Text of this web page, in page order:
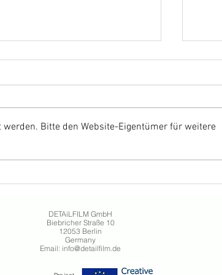
by Leos Carax
THE
Bitte den Website-Eigentümer für weitere
DETAiLFILM GmbH
Biebricher Straße 10
12053 Berlin
Germany
Email: info@detailfilm.de